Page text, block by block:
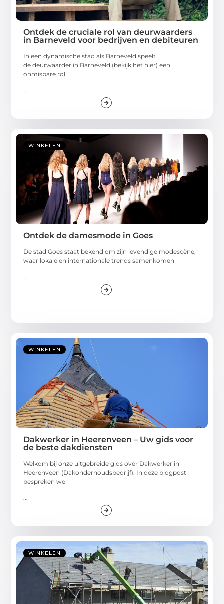
Ontdek de cruciale rol van deurwaarders
in Barneveld voor bedrijven en debiteuren
In een dynamische stad als Barneveld speelt
de deurwaarder in Barneveld (bekijk het hier) een
onmisbare rol
...
WINKELEN
Ontdek de damesmode in Goes
De stad Goes staat bekend om zijn levendige modescène,
waar lokale en internationale trends samenkomen
WINKELEN
Dakwerker in Heerenveen – Uw gids voor
de beste dakdiensten
Welkom bij onze uitgebreide gids over Dakwerker in
Heerenveen (Dakonderhoudsbedrijf). In deze blogpost
bespreken we
WINKELEN